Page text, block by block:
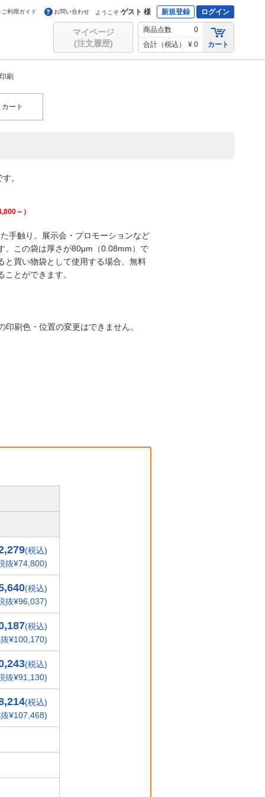
ご利用ガイド お問い合わせ ようこそ ゲスト 様 新規登録 ログイン
マイページ
(注文履歴)
商品点数
0
合計（税込）
¥ 0 カート
刷
カート
。
～）
手触り。展示会・プロモーションなど
。この袋は厚さが80μm（0.08mm）で
と買い物袋として使用する場合、無料
とができます。
刷色・位置の変更はできません。
(税込)
抜¥74,800)
(税込)
抜¥96,037)
(税込)
¥100,170)
(税込)
抜¥91,130)
(税込)
¥107,468)